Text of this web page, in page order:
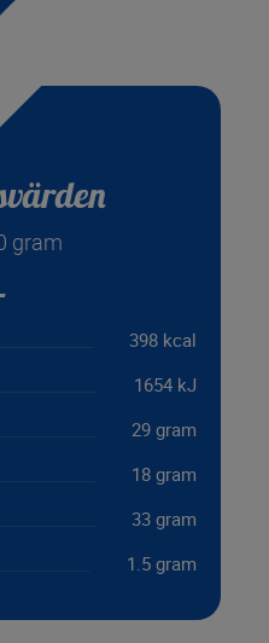
gram
398 kcal
1654 kJ
29 gram
18 gram
33 gram
1.5 gram